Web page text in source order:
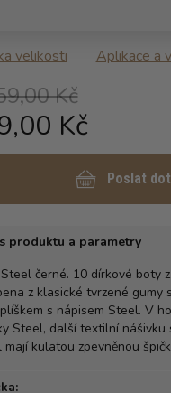
velikosti Aplikace a
Kč
Kč
Poslat
produktu a parametry
černé. 10 dírkové boty
z klasické tvrzené gumy
s nápisem Steel. V
Steel, další textilní
mají kulatou zpevněnou